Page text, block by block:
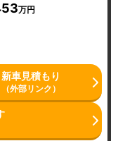
万円
新車見積もり
（外部リンク）